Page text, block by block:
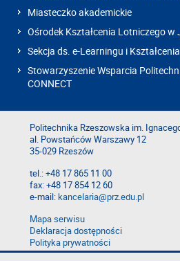
Miasteczko akademickie
Ośrodek Kształcenia Lotniczego w
Sekcja ds. e-Learningu i
Stowarzyszenie Wsparcia
CONNECT
Politechnika Rzeszowska im.
al. Powstańców Warszawy 12
35-029 Rzeszów
tel.: +48 17 865 11 00
fax: +48 17 854 12 60
e-mail:kancelaria@prz.edu.pl
Mapa serwisu
Deklaracja dostępności
Polityka prywatności
Zgłoś błąd na stronie